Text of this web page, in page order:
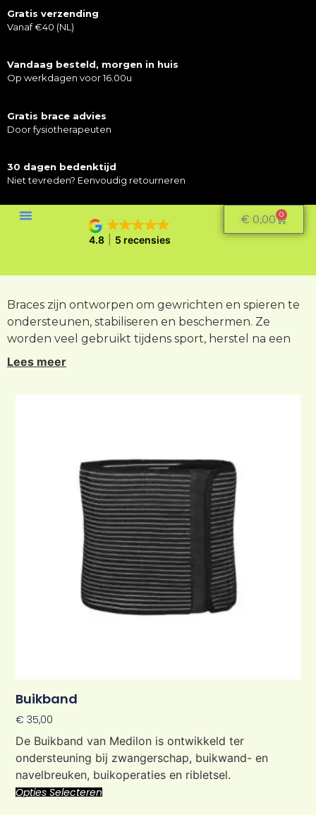
Gratis verzending
Vanaf €40 (NL)
Vandaag besteld, morgen in huis
Op werkdagen voor 16.00u
Gratis brace advies
Door fysiotherapeuten
30 dagen bedenktijd
Niet tevreden? Eenvoudig retourneren
4.8 5 recensies
€ 0,00 0
Braces zijn ontworpen om gewrichten en spieren te
ondersteunen, stabiliseren en beschermen. Ze
worden veel gebruikt tijdens sport, herstel na een
blessure, overbelasting of ter preventie van klachten.
schouderbraces en rugbraces van Medilon Braces.
Onze braces zijn geschikt voor zowel sportief als
dagelijks gebruik en bieden ondersteuning bij
uiteenlopende klachten en behoeften.
Lees meer
Buikband
€ 35,00
De Buikband van Medilon is ontwikkeld ter
ondersteuning bij zwangerschap, buikwand- en
navelbreuken, buikoperaties en ribletsel.
Opties Selecteren